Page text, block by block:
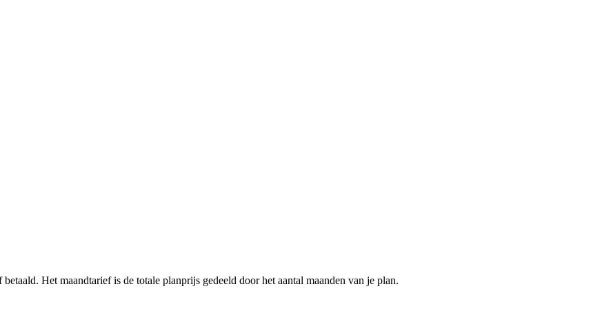
Het maandtarief is de totale planprijs gedeeld door het aantal maanden van je plan.